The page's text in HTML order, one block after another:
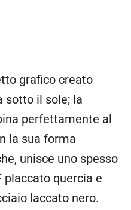
grafico creato
sotto il sole; la
perfettamente al
la sua forma
unisce uno spesso
placcato quercia e
laccato nero.